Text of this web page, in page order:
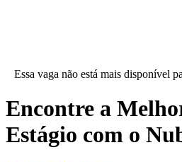
Essa vaga não está mais disponível
Encontre a
Estágio com o